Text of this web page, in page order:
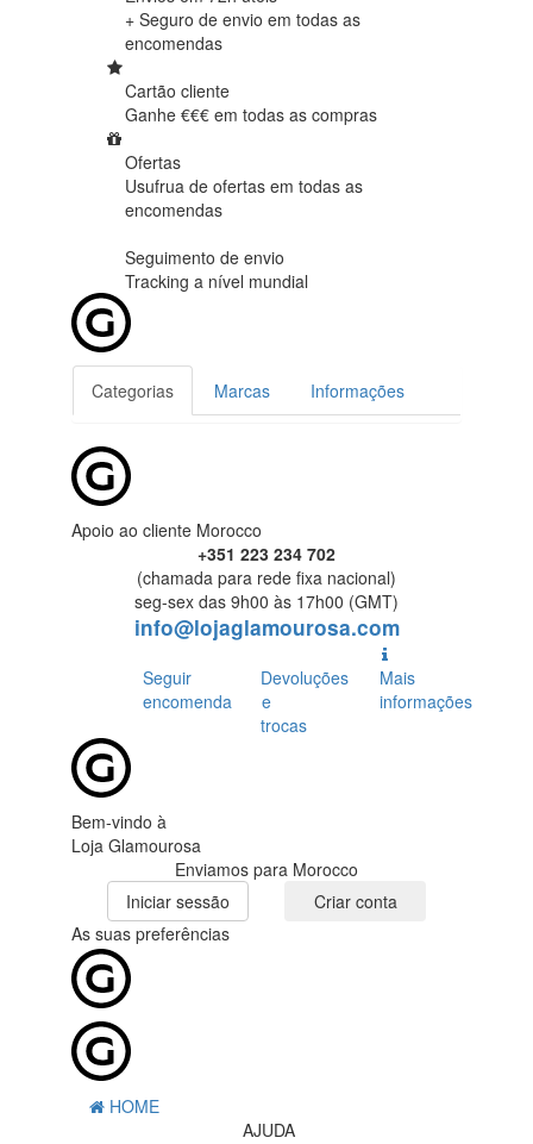
+ Seguro de envio em todas as
encomendas
Cartão cliente
Ganhe €€€ em todas as compras
Ofertas
Usufrua de ofertas em todas as
encomendas
Seguimento de envio
Tracking a nível mundial
Categorias Marcas Informações
Apoio ao cliente Morocco
+351 223 234 702
(chamada para rede fixa nacional)
seg-sex das 9h00 às 17h00 (GMT)
info@lojaglamourosa.com
Seguir
encomenda
Devoluções
e
trocas
Mais
informações
Bem-vindo à
Loja Glamourosa
Enviamos para Morocco
Iniciar sessão
Criar conta
As suas preferências
HOME
AJUDA